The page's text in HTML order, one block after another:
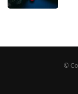
©